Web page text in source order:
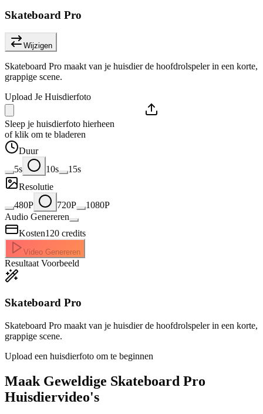
Skateboard Pro
Wijzigen
Skateboard Pro maakt van je huisdier de hoofdrolspeler in een korte,
grappige scene.
Upload Je Huisdierfoto
Sleep je huisdierfoto hierheen
of klik om te bladeren
Duur
5s
10s
15s
Resolutie
480P
720P
1080P
Audio Genereren
Kosten120 credits
Video Genereren
Resultaat Voorbeeld
Skateboard Pro
Skateboard Pro maakt van je huisdier de hoofdrolspeler in een korte,
grappige scene.
Upload een huisdierfoto om te beginnen
Maak Geweldige Skateboard Pro
Huisdiervideo's